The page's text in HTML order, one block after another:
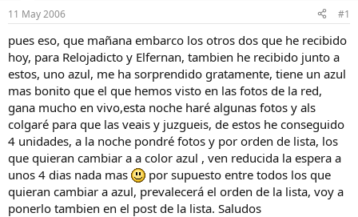
d
e
l
h
i
l
o
i
c
i
o
11 May 2006 #1
pues eso, que mañana embarco los otros dos que he recibido
hoy, para Relojadicto y Elfernan, tambien he recibido junto a
estos, uno azul, me ha sorprendido gratamente, tiene un azul
mas bonito que el que hemos visto en las fotos de la red,
gana mucho en vivo,esta noche haré algunas fotos y als
colgaré para que las veais y juzgueis, de estos he conseguido
4 unidades, a la noche pondré fotos y por orden de lista, los
que quieran cambiar a a color azul , ven reducida la espera a
unos 4 dias nada mas
por supuesto entre todos los que
quieran cambiar a azul, prevalecerá el orden de la lista, voy a
ponerlo tambien en el post de la lista. Saludos